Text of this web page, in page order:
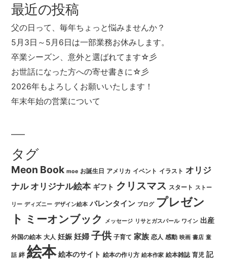
最近の投稿
父の日って、毎年ちょっと悩みませんか？
5月3日～5月6日は一部業務お休みします。
卒業シーズン、意外と選ばれてます☆彡
お世話になった方への寄せ書きに☆彡
2026年もよろしくお願いいたします！
年末年始の営業について
タグ
Meon Book moe お誕生日 アメリカ イベント イラスト オリジ
ナル オリジナル絵本 ギフト クリスマス スタート ストー
リー ディズニー デザイン絵本 バレンタイン ブログ プレゼン
ト ミーオンブック メッセージ リサとガスパール ワイン 出産
外国の絵本 大人 妊娠 妊婦 子供 子育て 家族 恋人 感動 映画 書店 童
話 絆 絵本 絵本のサイト 絵本の作り方 絵本作家 絵本雑誌 育児 記